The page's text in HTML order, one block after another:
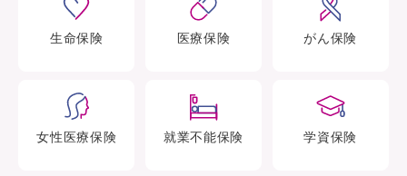
生命保険 医療保険 がん保険
女性医療保険 就業不能保険 学資保険